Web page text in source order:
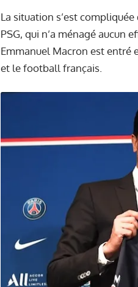
La situation s’est
PSG, qui n’a ménagé aucun
Emmanuel Macron est entré
et le football français.